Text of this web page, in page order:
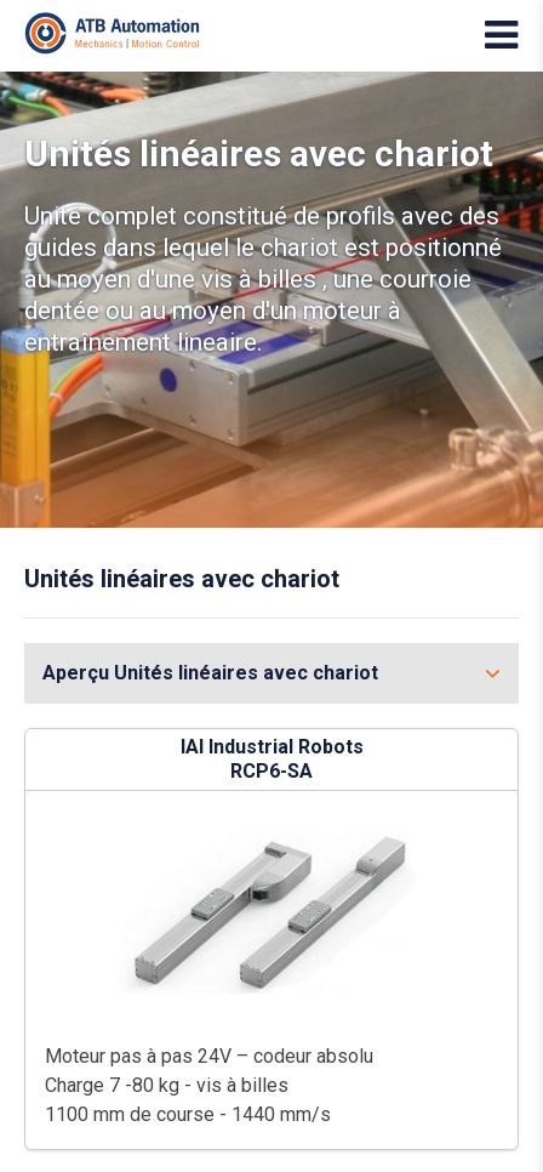
Unités linéaires avec chariot
Unité complet constitué de profils avec des
guides dans lequel le chariot est positionné
au moyen d'une vis à billes , une courroie
dentée ou au moyen d'un moteur à
entraînement lineaire.
Unités linéaires avec chariot
Aperçu Unités linéaires avec chariot
IAI Industrial Robots
RCP6-SA
Moteur pas à pas 24V – codeur absolu
Charge 7 -80 kg - vis à billes
1100 mm de course - 1440 mm/s